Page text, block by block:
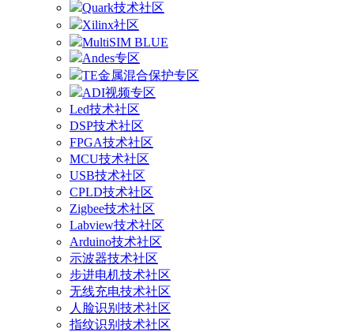
Quark技术社区
Xilinx社区
MultiSIM BLUE
Andes专区
TE金属混合保护专区
ADI视频专区
Led技术社区
DSP技术社区
FPGA技术社区
MCU技术社区
USB技术社区
CPLD技术社区
Zigbee技术社区
Labview技术社区
Arduino技术社区
示波器技术社区
步进电机技术社区
无线充电技术社区
人脸识别技术社区
指纹识别技术社区